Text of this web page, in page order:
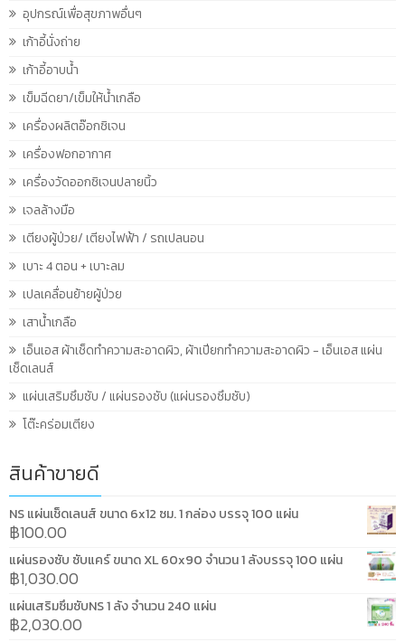
อุปกรณ์เพื่อสุขภาพอื่นๆ
เก้าอี้นั่งถ่าย
เก้าอี้อาบน้ำ
เข็มฉีดยา/เข็มให้น้ำเกลือ
เครื่องผลิตอ๊อกซิเจน
เครื่องฟอกอากาศ
เครื่องวัดออกซิเจนปลายนิ้ว
เจลล้างมือ
เตียงผู้ป่วย/ เตียงไฟฟ้า / รถเปลนอน
เบาะ 4 ตอน + เบาะลม
เปลเคลื่อนย้ายผู้ป่วย
เสาน้ำเกลือ
เอ็นเอส ผ้าเช็ดทำความสะอาดผิว, ผ้าเปียกทำความสะอาดผิว - เอ็นเอส แผ่น
เช็ดเลนส์
แผ่นเสริมซึมซับ / แผ่นรองซับ (แผ่นรองซึมซับ)
โต๊ะคร่อมเตียง
สินค้าขายดี
NS แผ่นเช็ดเลนส์ ขนาด 6x12 ซม. 1 กล่อง บรรจุ 100 แผ่น
฿100.00
แผ่นรองซับ ซับแคร์ ขนาด XL 60x90 จำนวน 1 ลังบรรจุ 100 แผ่น
฿1,030.00
แผ่นเสริมซึมซับNS 1 ลัง จำนวน 240 แผ่น
฿2,030.00